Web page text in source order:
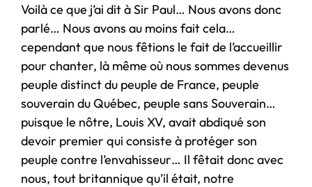
Voilà ce que j’ai dit à Sir Paul… Nous avons donc
parlé… Nous avons au moins fait cela…
cependant que nous fêtions le fait de l’accueillir
pour chanter, là même où nous sommes devenus
peuple distinct du peuple de France, peuple
souverain du Québec, peuple sans Souverain…
puisque le nôtre, Louis XV, avait abdiqué son
devoir premier qui consiste à protéger son
peuple contre l’envahisseur… Il fêtait donc avec
nous, tout britannique qu’il était, notre